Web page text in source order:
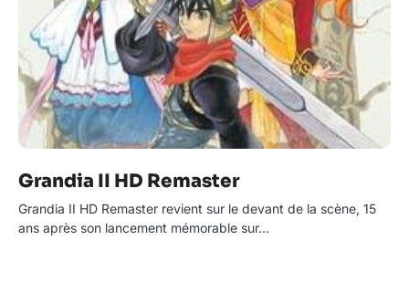
Grandia II HD Remaster
Grandia II HD Remaster revient sur le devant de la scène, 15
ans après son lancement mémorable sur…